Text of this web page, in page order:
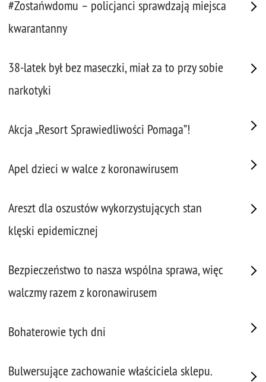
#Zostańwdomu – policjanci sprawdzają miejsca
kwarantanny
38-latek był bez maseczki, miał za to przy sobie
narkotyki
Akcja „Resort Sprawiedliwości Pomaga”!
Apel dzieci w walce z koronawirusem
Areszt dla oszustów wykorzystujących stan
klęski epidemicznej
Bezpieczeństwo to nasza wspólna sprawa, więc
walczmy razem z koronawirusem
Bohaterowie tych dni
Bulwersujące zachowanie właściciela sklepu.